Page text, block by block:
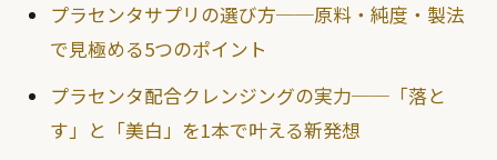
プラセンタサプリの選び方──原料・純度・製法
で見極める5つのポイント
プラセンタ配合クレンジングの実力──「落と
す」と「美白」を1本で叶える新発想